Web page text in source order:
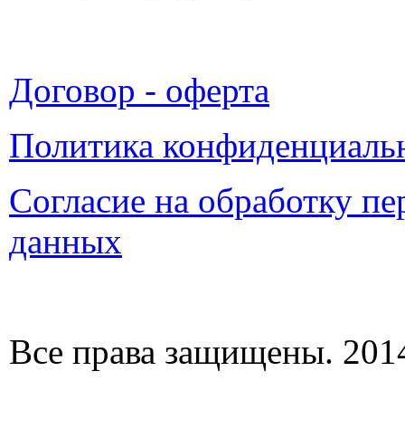
Договор - оферта
Политика
Согласие на обработку
данных
Все права защищены.